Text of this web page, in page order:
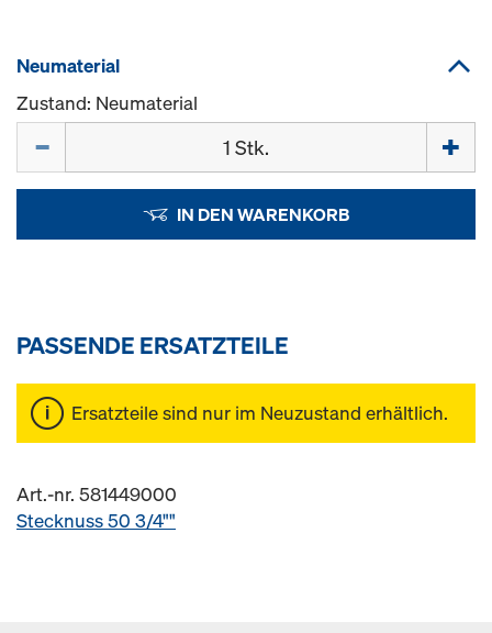
Neumaterial
Zustand: Neumaterial
IN DEN WARENKORB
PASSENDE ERSATZTEILE
Ersatzteile sind nur im Neuzustand erhältlich.
Art.-nr. 581449000
Stecknuss 50 3/4""